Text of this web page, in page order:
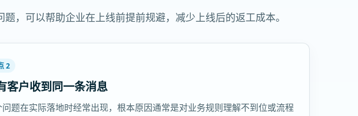
，可以帮助企业在上线前提前规避，减少上线后的返工成本。
2
客户收到同一条消息
问题在实际落地时经常出现，根本原因通常是对业务规则理解不到位或流程